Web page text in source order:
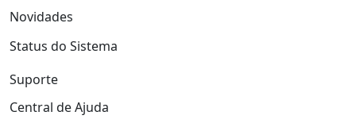
Novidades
Status do Sistema
Suporte
Central de Ajuda